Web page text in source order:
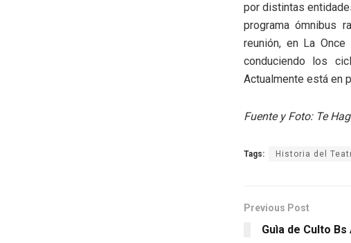
por distintas
programa ómnibus
reunión, en La
conduciendo los
Actualmente está en
Fuente y Foto: Te
Tags: Historia del
Previous Post
Guìa de Culto Bs